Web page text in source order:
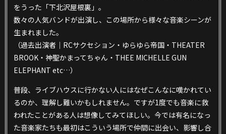
をうった「下北沢屋根裏」。
数々の人気バンドが出演し、この場所から様々な音楽シーンが
生まれました。
（過去出演者｜RCサクセション・ゆらゆら帝国・THEATER
BROOK・神聖かまってちゃん・THEE MICHELLE GUN
ELEPHANT etc…）
普段、ライブハウスに行かない人にはなぜこんなに嘆かれてい
るのか、理解し難いかもしれません。ですが1度でも音楽に救
われたことがある人は想像してみてほしい。今では有名になっ
た音楽家たちも最初はこういう場所で仲間に出会い、影響し合